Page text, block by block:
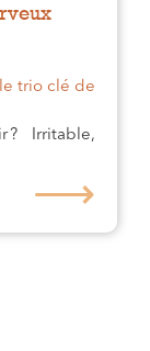
trio clé de
? Irritable,
⟶